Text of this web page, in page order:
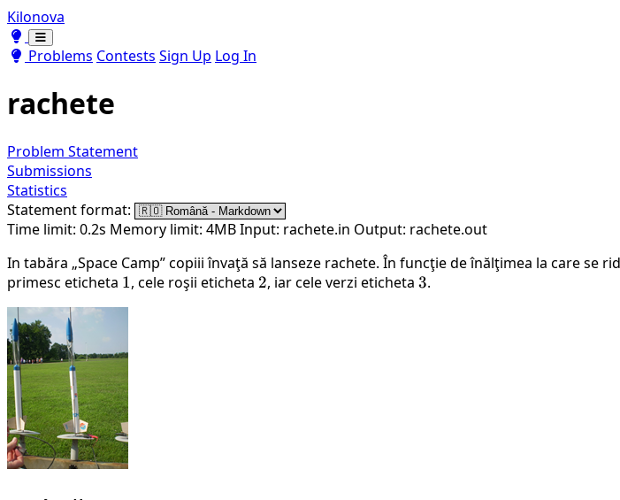
Kilonova
Toggle theme
Toggle theme
Problems Contests Sign Up Log In
rachete
Problem Statement
Submissions
Statistics
Statement format:
Time limit: 0.2s Memory limit: 4MBInput: rachete.in Output: rachete.out
In tabăra „Space Camp” copiii învaţă să lanseze rachete. În funcţie de înălţimea la care se
primesc eticheta 1
1, cele roşii eticheta 2
2, iar cele verzi eticheta 3
3.